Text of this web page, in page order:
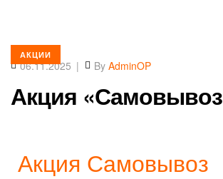
АКЦИИ
06.11.2025 By AdminOP
Акция
Акция Самовывоз